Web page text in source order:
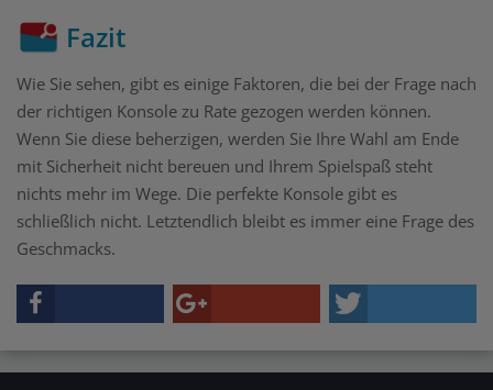
Fazit
Wie Sie sehen, gibt es einige Faktoren, die bei der Frage nach
der richtigen Konsole zu Rate gezogen werden können.
Wenn Sie diese beherzigen, werden Sie Ihre Wahl am Ende
mit Sicherheit nicht bereuen und Ihrem Spielspaß steht
nichts mehr im Wege. Die perfekte Konsole gibt es
schließlich nicht. Letztendlich bleibt es immer eine Frage des
Geschmacks.